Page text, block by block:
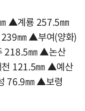
▲계룡 257.5㎜
㎜ ▲부여(양화)
218.5㎜ ▲논산
121.5㎜ ▲예산
76.9㎜ ▲보령